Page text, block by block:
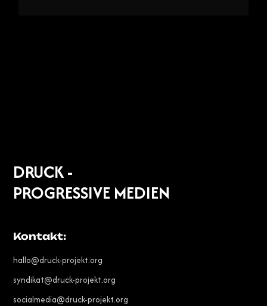
DRUCK -
PROGRESSIVE MEDIEN
Kontakt:
hallo@druck-projekt.org
syndikat@druck-projekt.org
socialmedia@druck-projekt.org